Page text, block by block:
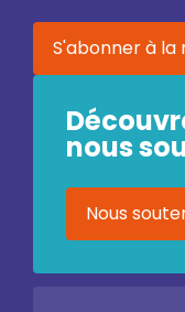
S'abonner à
nous
Nous